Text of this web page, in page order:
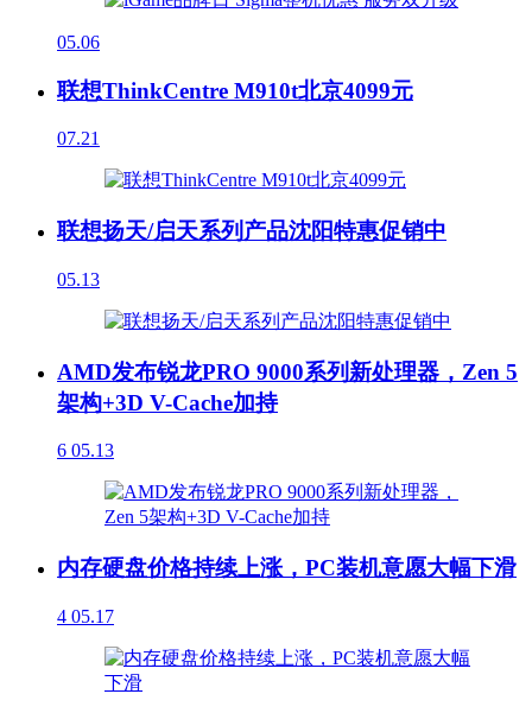
05.06
联想ThinkCentre M910t北京4099元
07.21
联想扬天/启天系列产品沈阳特惠促销中
05.13
AMD发布锐龙PRO 9000系列新处理器，Zen 5
架构+3D V-Cache加持
6 05.13
内存硬盘价格持续上涨，PC装机意愿大幅下滑
4 05.17